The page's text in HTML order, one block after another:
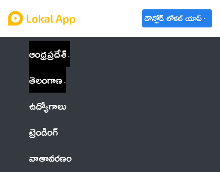
డౌన్లోడ్ లోకల్ యాప్
ఆంధ్రప్రదేశ్
తెలంగాణ
ఉద్యోగాలు
ట్రెండింగ్
వాతావరణం